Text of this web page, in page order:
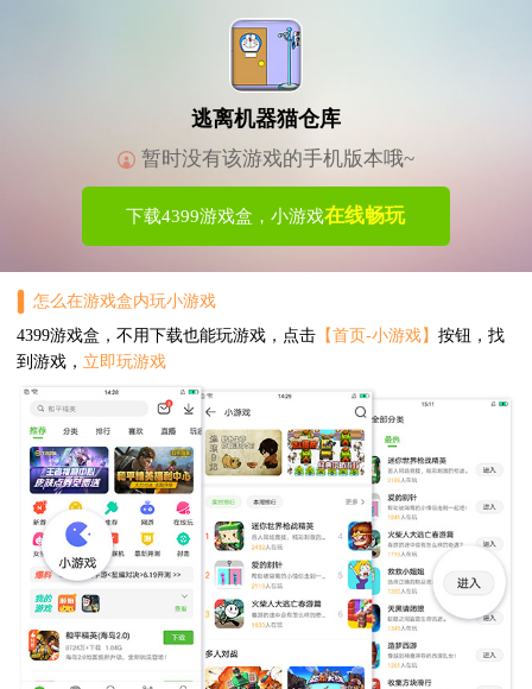
逃离机器猫仓库
暂时没有该游戏的手机版本哦~
下载4399游戏盒，小游戏在线畅玩
怎么在游戏盒内玩小游戏
4399游戏盒，不用下载也能玩游戏，点击【首页-小游戏】 按钮，找
到游戏， 立即玩游戏